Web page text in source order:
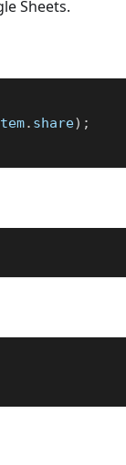
Sheets.
. share) ;